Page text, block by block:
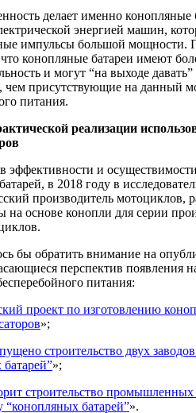
делает именно
энергией машин,
импульсы большой мощности.
конопляные батареи имеют
и могут “на выходе
чем присутствующие на данный
питания.
реализации
эффективности и
в 2018 году в
производитель мотоциклов,
на основе конопли для серии
бы обратить внимание на
перспектив появления
питания:
проект по изготовлению
»;
строительство двух
»;
строительство
“конопляных батарей”».